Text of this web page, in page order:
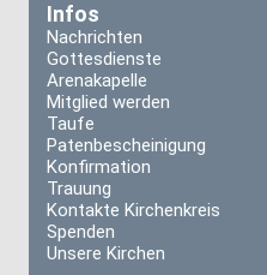
Infos
Nachrichten
Gottesdienste
Arenakapelle
Mitglied werden
Taufe
Patenbescheinigung
Konfirmation
Trauung
Kontakte Kirchenkreis
Spenden
Unsere Kirchen